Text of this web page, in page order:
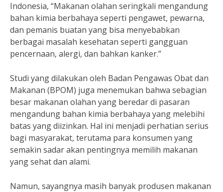
Indonesia, “Makanan olahan seringkali mengandung
bahan kimia berbahaya seperti pengawet, pewarna,
dan pemanis buatan yang bisa menyebabkan
berbagai masalah kesehatan seperti gangguan
pencernaan, alergi, dan bahkan kanker.”
Studi yang dilakukan oleh Badan Pengawas Obat dan
Makanan (BPOM) juga menemukan bahwa sebagian
besar makanan olahan yang beredar di pasaran
mengandung bahan kimia berbahaya yang melebihi
batas yang diizinkan. Hal ini menjadi perhatian serius
bagi masyarakat, terutama para konsumen yang
semakin sadar akan pentingnya memilih makanan
yang sehat dan alami.
Namun, sayangnya masih banyak produsen makanan